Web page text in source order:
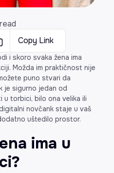
Copy Link
i skoro svaka žena ima
Možda im praktičnost nije
puno stvari da
je sigurno jedan od
u torbici, bilo ona velika ili
novčank staje u vaš
uštedilo prostor.
ima u